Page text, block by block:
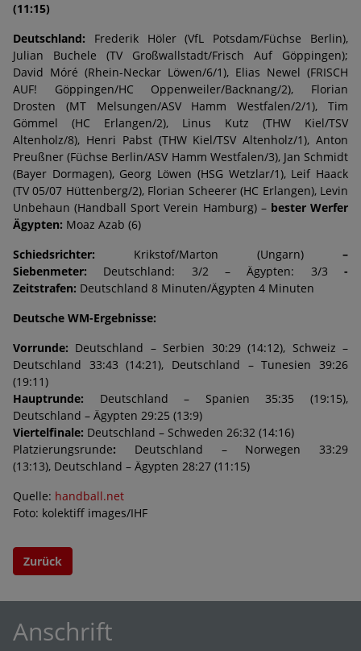
(11:15)
Deutschland: Frederik Höler (VfL Potsdam/Füchse Berlin),
Julian Buchele (TV Großwallstadt/Frisch Auf Göppingen);
David Móré (Rhein-Neckar Löwen/6/1), Elias Newel (FRISCH
AUF! Göppingen/HC Oppenweiler/Backnang/2), Florian
Drosten (MT Melsungen/ASV Hamm Westfalen/2/1), Tim
Gömmel (HC Erlangen/2), Linus Kutz (THW Kiel/TSV
Altenholz/8), Henri Pabst (THW Kiel/TSV Altenholz/1), Anton
Preußner (Füchse Berlin/ASV Hamm Westfalen/3), Jan Schmidt
(Bayer Dormagen), Georg Löwen (HSG Wetzlar/1), Leif Haack
(TV 05/07 Hüttenberg/2), Florian Scheerer (HC Erlangen), Levin
Unbehaun (Handball Sport Verein Hamburg) – bester Werfer
Ägypten: Moaz Azab (6)
Schiedsrichter: Krikstof/Marton (Ungarn) –
Siebenmeter: Deutschland: 3/2 – Ägypten: 3/3 -
Zeitstrafen: Deutschland 8 Minuten/Ägypten 4 Minuten
Deutsche WM-Ergebnisse:
Vorrunde: Deutschland – Serbien 30:29 (14:12), Schweiz –
Deutschland 33:43 (14:21), Deutschland – Tunesien 39:26
(19:11)
Hauptrunde: Deutschland – Spanien 35:35 (19:15),
Deutschland – Ägypten 29:25 (13:9)
Viertelfinale: Deutschland – Schweden 26:32 (14:16)
Platzierungsrunde: Deutschland – Norwegen 33:29
(13:13), Deutschland – Ägypten 28:27 (11:15)
Quelle: handball.net
Foto: kolektiff images/IHF
Zurück
Anschrift